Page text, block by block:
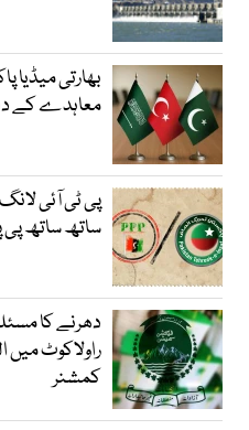
بھارتی میڈیا
معاہدے کے
پی ٹی آئی
ساتھ ساتھ پی
راولاکوٹ
کمشنر